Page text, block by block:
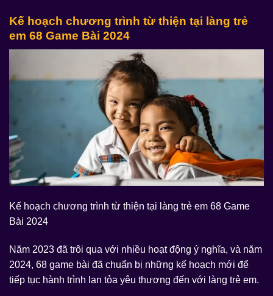
Kế hoạch chương trình từ thiện tại làng trẻ
em 68 Game Bài 2024
Kế hoạch chương trình từ thiện tại làng trẻ em 68 Game
Bài 2024
Năm 2023 đã trôi qua với nhiều hoạt động ý nghĩa, và năm
2024, 68 game bài đã chuẩn bị những kế hoạch mới để
tiếp tục hành trình lan tỏa yêu thương đến với làng trẻ em.